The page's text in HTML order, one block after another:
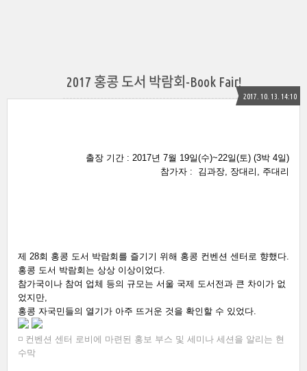
2017 홍콩 도서 박람회-Book Fair!
2017. 10. 13. 14:10
출장 기간 : 2017년 7월 19일(수)~22일(토) (3박 4일)
참가자 :  김과장, 장대리, 주대리
홍콩 도서 박람회는 상상 이상이었다.
참가국이나 참여 업체 등의 규모는 서울 국제 도서전과 큰 차이가 없
었지만,
홍콩 자국민들의 열기가 아주 뜨거운 것을 확인할 수 있었다.
◽ 컨벤션 센터 로비에 마련된 홍보 부스 및 세미나 세션을 알리는 현
수막